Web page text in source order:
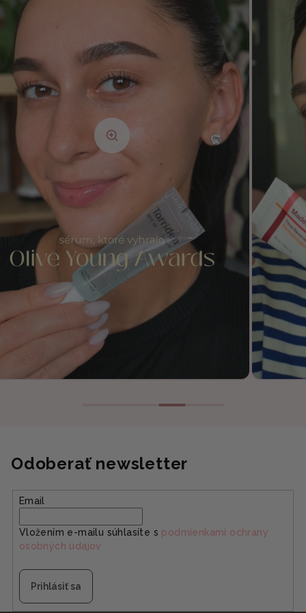
Odoberať newsletter
Email
Vložením e-mailu súhlasíte s podmienkami ochrany
osobných údajov
Prihlásiť sa